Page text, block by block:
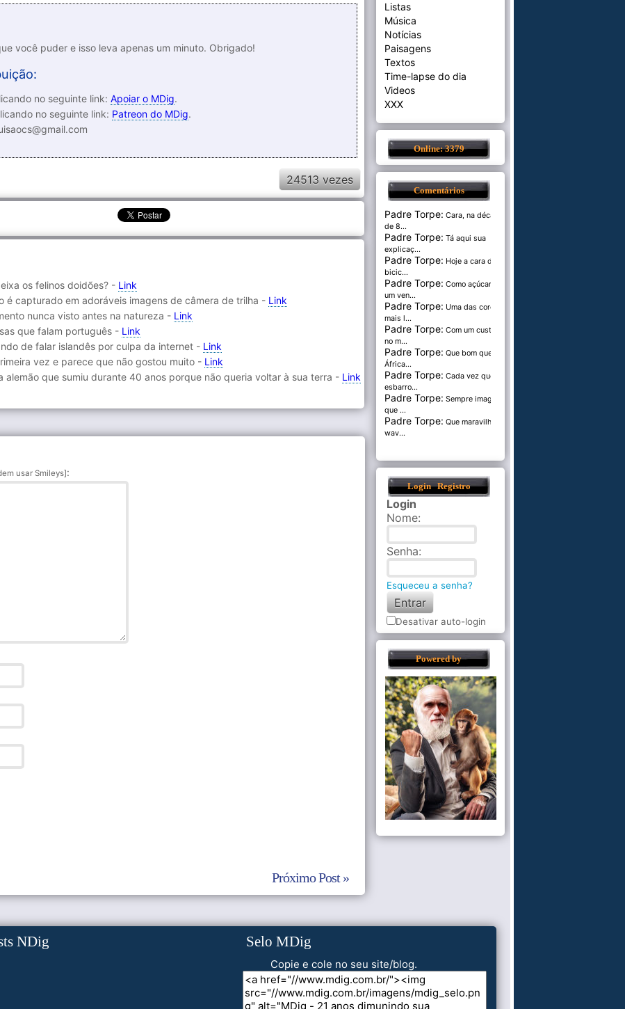
você puder e isso leva apenas um minuto. Obrigado!
no seguinte link: Apoiar o MDig.
no seguinte link: Patreon do MDig.
24513 vezes
os felinos doidões? - Link
é capturado em adoráveis imagens de câmera de trilha - Link
nunca visto antes na natureza - Link
que falam português - Link
de falar islandês por culpa da internet - Link
vez e parece que não gostou muito - Link
alemão que sumiu durante 40 anos porque não queria voltar à sua terra - Link
usar Smileys] :
Próximo Post »
Listas
Música
Notícias
Paisagens
Textos
Time-lapse do dia
Videos
XXX
Online: 3379
Comentários
Padre Torpe: Cara, na década
de 8...
Padre Torpe: Tá aqui sua
explicaç...
Padre Torpe: Hoje a cara de
bicic...
Padre Torpe: Como açúcar é
um ven...
Padre Torpe: Uma das cores
mais l...
Padre Torpe: Com um custo de
no m...
Padre Torpe: Que bom que a
África...
Padre Torpe: Cada vez que
esbarro...
Padre Torpe: Sempre imaginei
que ...
Padre Torpe: Que maravilha de
wav...
Login Registro
Login
Nome:
Senha:
Esqueceu a senha?
Desativar auto-login
Powered by
NDig Selo MDig
Copie e cole no seu site/blog.